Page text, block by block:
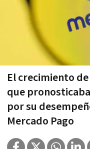
El crecimiento
que
por su
Mercado Pago